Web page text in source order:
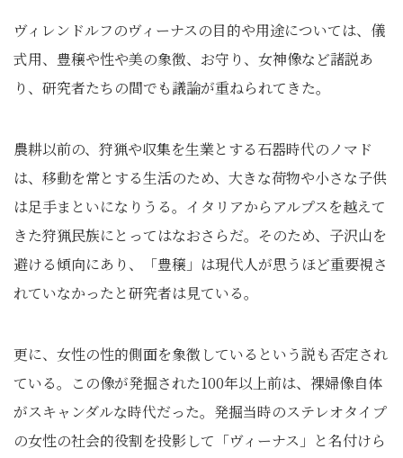
ヴィレンドルフのヴィーナスの目的や用途については、儀
式用、豊穣や性や美の象徴、お守り、女神像など諸説あ
り、研究者たちの間でも議論が重ねられてきた。
農耕以前の、狩猟や収集を生業とする石器時代のノマド
は、移動を常とする生活のため、大きな荷物や小さな子供
は足手まといになりうる。イタリアからアルプスを越えて
きた狩猟民族にとってはなおさらだ。そのため、子沢山を
避ける傾向にあり、「豊穣」は現代人が思うほど重要視さ
れていなかったと研究者は見ている。
更に、女性の性的側面を象徴しているという説も否定され
ている。この像が発掘された100年以上前は、裸婦像自体
がスキャンダルな時代だった。発掘当時のステレオタイプ
の女性の社会的役割を投影して「ヴィーナス」と名付けら